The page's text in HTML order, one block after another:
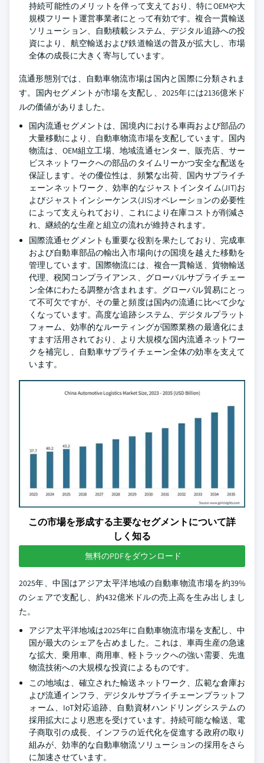
持続可能性のメリットを伴って支えており、特にOEMや大
規模フリート運営事業者にとって有効です。複合一貫輸送
ソリューション、自動積載システム、デジタル追跡への投
資により、航空輸送および鉄道輸送の普及が拡大し、市場
全体の成長に大きく寄与しています。
流通形態別では、自動車物流市場は国内と国際に分類されま
す。国内セグメントが市場を支配し、2025年には2136億米ド
ルの価値がありました。
国内流通セグメントは、国境内における車両および部品の
大量移動により、自動車物流市場を支配しています。国内
物流は、OEM組立工場、地域流通センター、販売店、サー
ビスネットワークへの部品のタイムリーかつ安全な配送を
保証します。その優位性は、頻繁な出荷、国内サプライチ
ェーンネットワーク、効率的なジャストインタイム(JIT)お
よびジャストインシーケンス(JIS)オペレーションの必要性
によって支えられており、これにより在庫コストが削減さ
れ、継続的な生産と組立の流れが維持されます。
国際流通セグメントも重要な役割を果たしており、完成車
および自動車部品の輸出入市場向けの国境を越えた移動を
管理しています。国際物流には、複合一貫輸送、貨物輸送
代理、税関コンプライアンス、グローバルサプライチェー
ン全体にわたる調整が含まれます。グローバル貿易にとっ
て不可欠ですが、その量と頻度は国内の流通に比べて少な
くなっています。高度な追跡システム、デジタルプラット
フォーム、効率的なルーティングが国際業務の最適化にま
すます活用されており、より大規模な国内流通ネットワー
クを補完し、自動車サプライチェーン全体の効率を支えて
います。
この市場を形成する主要なセグメントについて詳
しく知る
無料のPDFをダウンロード
2025年、中国はアジア太平洋地域の自動車物流市場を約39%
のシェアで支配し、約432億米ドルの売上高を生み出しまし
た。
アジア太平洋地域は2025年に自動車物流市場を支配し、中
国が最大のシェアを占めました。これは、車両生産の急速
な拡大、乗用車、商用車、軽トラックへの強い需要、先進
物流技術への大規模な投資によるものです。
この地域は、確立された輸送ネットワーク、広範な倉庫お
よび流通インフラ、デジタルサプライチェーンプラットフ
ォーム、IoT対応追跡、自動資材ハンドリングシステムの
採用拡大により恩恵を受けています。持続可能な輸送、電
子商取引の成長、インフラの近代化を促進する政府の取り
組みが、効率的な自動車物流ソリューションの採用をさら
に加速させています。